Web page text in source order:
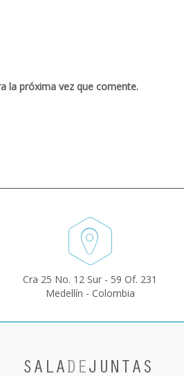
la próxima vez que comente.
Cra 25 No. 12 Sur - 59 Of. 231
Medellín - Colombia